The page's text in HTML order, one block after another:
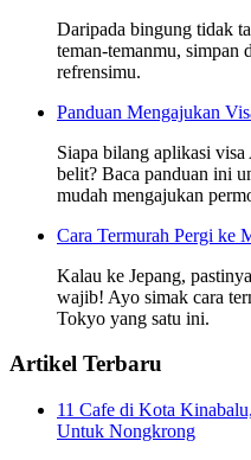
Daripada bingung tidak
teman-temanmu,
refrensimu.
Panduan Mengajukan
Siapa bilang aplikasi
belit? Baca panduan ini
mudah mengajukan
Cara Termurah Pergi ke
Kalau ke Jepang,
wajib! Ayo simak cara
Tokyo yang satu ini.
Artikel Terbaru
11 Cafe di Kota
Untuk Nongkrong